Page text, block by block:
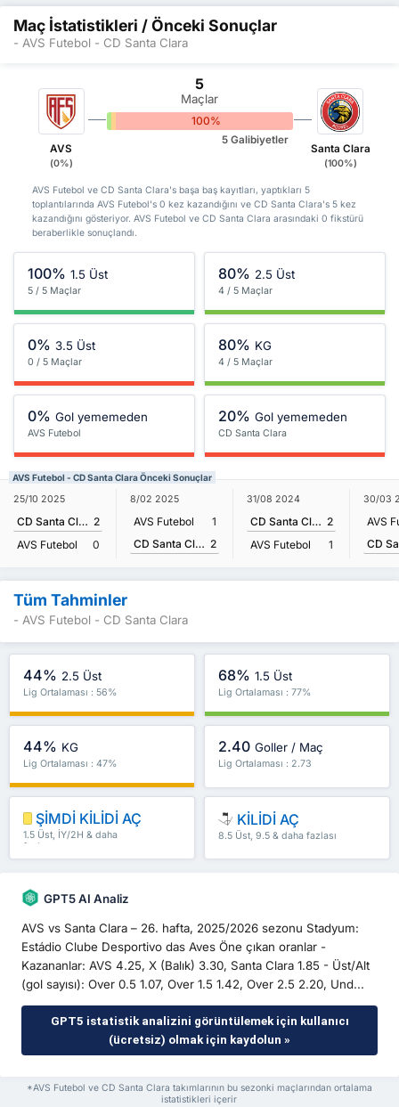
Maç İstatistikleri / Önceki Sonuçlar
- AVS Futebol - CD Santa Clara
AVS
(0%)
5
Maçlar
100%
5 Galibiyetler
Santa Clara
(100%)
AVS Futebol ve CD Santa Clara's başa baş kayıtları, yaptıkları 5
toplantılarında AVS Futebol's 0 kez kazandığını ve CD Santa Clara's 5 kez
kazandığını gösteriyor. AVS Futebol ve CD Santa Clara arasındaki 0 fikstürü
beraberlikle sonuçlandı.
100% 1.5 Üst
5 / 5 Maçlar
80% 2.5 Üst
4 / 5 Maçlar
0% 3.5 Üst
0 / 5 Maçlar
80% KG
4 / 5 Maçlar
0% Gol yememeden
AVS Futebol
20% Gol yememeden
CD Santa Clara
AVS Futebol - CD Santa Clara Önceki Sonuçlar
25/10 2025
CD Santa Clara 2
AVS Futebol
0
8/02 2025
AVS Futebol
1
CD Santa Clara 2
31/08 2024
CD Santa Clara 2
AVS Futebol
1
30/03
AVS
Tüm Tahminler
- AVS Futebol - CD Santa Clara
44% 2.5 Üst
Lig Ortalaması : 56%
68% 1.5 Üst
Lig Ortalaması : 77%
44% KG
Lig Ortalaması : 47%
2.40 Goller / Maç
Lig Ortalaması : 2.73
ŞİMDİ KİLİDİ AÇ
1.5 Üst, İY/2H & daha
fazlası
KİLİDİ AÇ
8.5 Üst, 9.5 & daha fazlası
GPT5 AI Analiz
AVS vs Santa Clara – 26. hafta, 2025/2026 sezonu Stadyum:
Estádio Clube Desportivo das Aves Öne çıkan oranlar -
Kazananlar: AVS 4.25, X (Balık) 3.30, Santa Clara 1.85 - Üst/Alt
(gol sayısı): Over 0.5 1.07, Over 1.5 1.42, Over 2.5 2.20, Und...
GPT5 istatistik analizini görüntülemek için kullanıcı
(ücretsiz) olmak için kaydolun »
*AVS Futebol ve CD Santa Clara takımlarının bu sezonki maçlarından ortalama
istatistikleri içerir